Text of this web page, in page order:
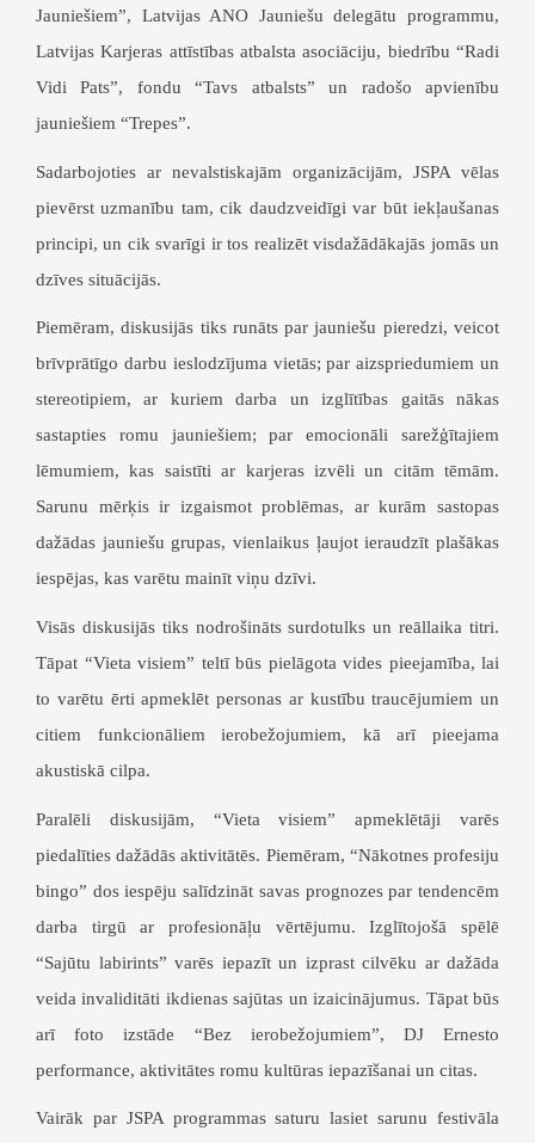
Jauniešiem”, Latvijas ANO Jauniešu delegātu programmu,
Latvijas Karjeras attīstības atbalsta asociāciju, biedrību “Radi
Vidi Pats”, fondu“Tavs atbalsts” un radošo apvienību
jauniešiem “Trepes”.
Sadarbojoties ar nevalstiskajām organizācijām, JSPA vēlas
pievērst uzmanību tam, cik daudzveidīgi var būt iekļaušanas
principi, un cik svarīgi ir tos realizēt visdažādākajās jomās un
dzīves situācijās.
Piemēram, diskusijās tiks runāts par jauniešu pieredzi, veicot
brīvprātīgo darbu ieslodzījuma vietās; par aizspriedumiem un
stereotipiem, ar kuriem darba un izglītības gaitās nākas
sastapties romu jauniešiem; par emocionāli sarežģītajiem
lēmumiem, kas saistīti ar karjeras izvēli un citām tēmām.
Sarunu mērķis ir izgaismot problēmas, ar kurām sastopas
dažādas jauniešu grupas, vienlaikus ļaujot ieraudzīt plašākas
iespējas, kas varētu mainīt viņu dzīvi.
Visās diskusijās tiks nodrošināts surdotulks un reāllaika titri.
Tāpat “Vieta visiem” teltī būs pielāgota vides pieejamība, lai
to varētu ērti apmeklēt personas ar kustību traucējumiem un
citiem funkcionāliem ierobežojumiem, kā arī pieejama
akustiskā cilpa.
Paralēli diskusijām, “Vieta visiem” apmeklētāji varēs
piedalīties dažādās aktivitātēs. Piemēram, “Nākotnes profesiju
bingo” dos iespēju salīdzināt savas prognozes par tendencēm
darba tirgū ar profesionāļu vērtējumu. Izglītojošā spēlē
“Sajūtu labirints” varēs iepazīt un izprast cilvēku ar dažāda
veida invaliditāti ikdienas sajūtas un izaicinājumus. Tāpat būs
arī foto izstāde “Bez ierobežojumiem”, DJ Ernesto
performance, aktivitātes romu kultūras iepazīšanai un citas.
Vairāk par JSPA programmas saturu lasiet sarunu festivāla